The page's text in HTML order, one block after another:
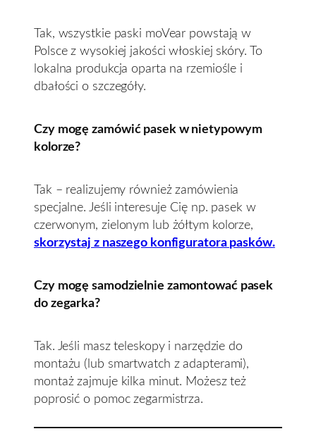
Tak, wszystkie paski moVear powstają w
Polsce z wysokiej jakości włoskiej skóry. To
lokalna produkcja oparta na rzemiośle i
dbałości o szczegóły.
Czy mogę zamówić pasek w nietypowym
kolorze?
Tak – realizujemy również zamówienia
specjalne. Jeśli interesuje Cię np. pasek w
czerwonym, zielonym lub żółtym kolorze,
skorzystaj z naszego konfiguratora pasków.
Czy mogę samodzielnie zamontować pasek
do zegarka?
Tak. Jeśli masz teleskopy i narzędzie do
montażu (lub smartwatch z adapterami),
montaż zajmuje kilka minut. Możesz też
poprosić o pomoc zegarmistrza.